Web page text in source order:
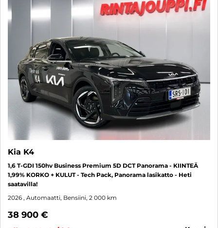
Kia K4
1,6 T-GDI 150hv Business Premium 5D DCT Panorama - KIINTEÄ
1,99% KORKO + KULUT - Tech Pack, Panorama lasikatto - Heti
saatavilla!
2026 , Automaatti, Bensiini, 2 000 km
38 900 €